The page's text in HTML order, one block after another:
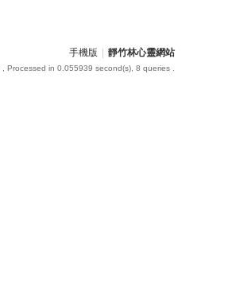
手機版 靜竹林心靈網站
, Processed in 0.055939 second(s), 8 queries .